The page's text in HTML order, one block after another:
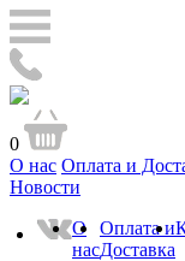
0
О нас Оплата и
Новости
О
нас
Оплата и
Доставка